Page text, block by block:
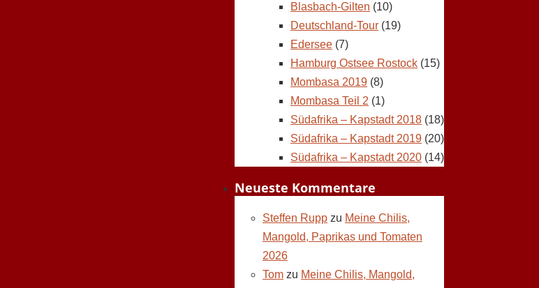
Blasbach-Gilten (10)
Deutschland-Tour (19)
Edersee (7)
Hamburg Ostsee Rostock (15)
Mombasa 2019 (8)
Mombasa Teil 2 (1)
Südafrika – Kapstadt 2018 (18)
Südafrika – Kapstadt 2019 (20)
Südafrika – Kapstadt 2020 (14)
Neueste Kommentare
Steffen Rupp zu Meine Chilis,
Mangold, Paprikas und Tomaten
2026
Tom zu Meine Chilis, Mangold,